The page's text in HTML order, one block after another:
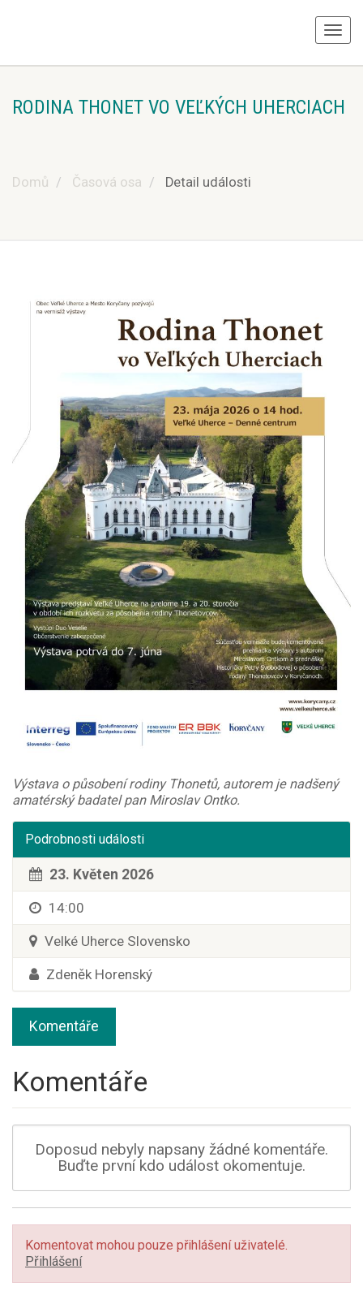
RODINA THONET VO VEĽKÝCH UHERCIACH
Domů Časová osa Detail události
Výstava o působení rodiny Thonetů, autorem je nadšený
amatérský badatel pan Miroslav Ontko.
Podrobnosti události
23. Květen 2026
14:00
Velké Uherce Slovensko
Zdeněk Horenský
Komentáře
Komentáře
Doposud nebyly napsany žádné komentáře.
Buďte první kdo událost okomentuje.
Komentovat mohou pouze přihlášení uživatelé.
Přihlášení